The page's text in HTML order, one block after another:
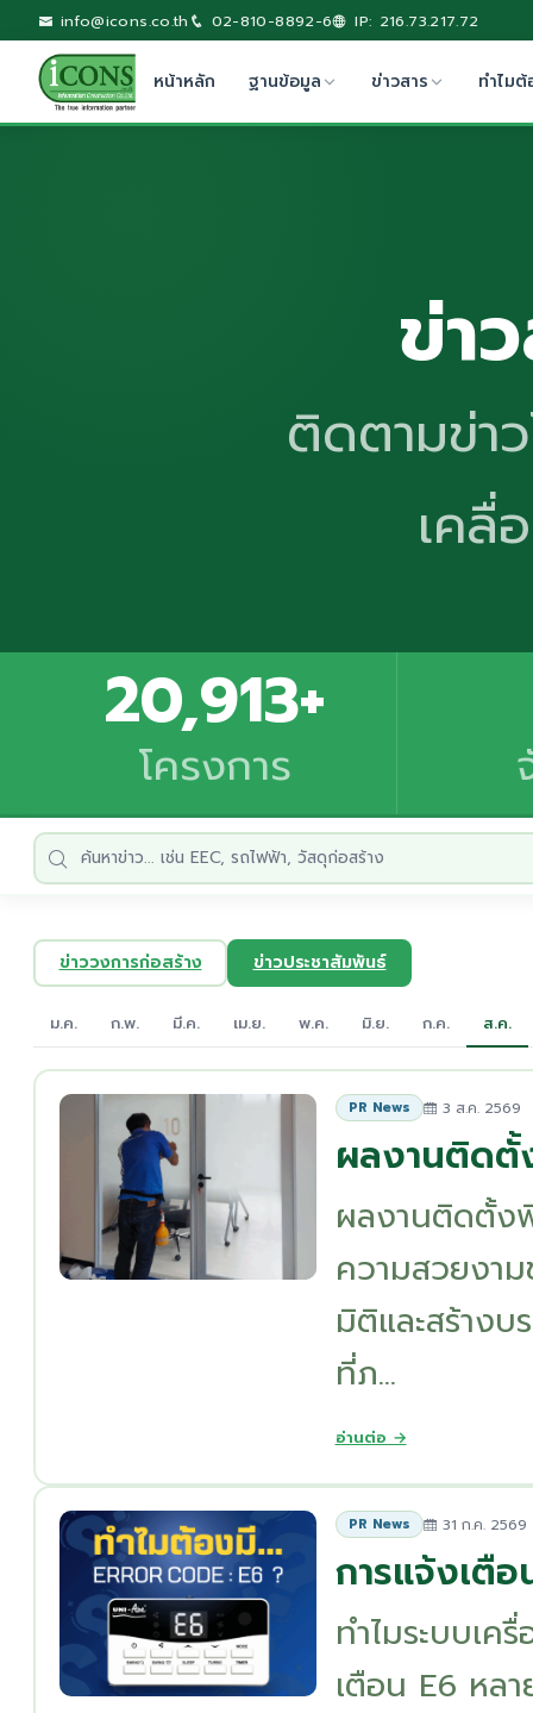
info@icons.co.th 02-810-8892-6 IP: 216.73.217.72
หน้าหลัก ฐานข้อมูล ข่าวสาร ทำไมต้
ข่า
ติดตามข่า
เคลื่
20,913+
โครงการ
ข่าววงการก่อสร้าง ข่าวประชาสัมพันธ์
ม.ค. ก.พ. มี.ค. เม.ย. พ.ค. มิ.ย. ก.ค. ส.ค.
PR News 3 ส.ค. 2569
ผลงานติด
ผลงานติดตั้ง
ความสวยงา
มิติและสร้างบ
ที่ภ...
อ่านต่อ →
PR News 31 ก.ค. 2569
การแจ้งเตื
ทำไมระบบเ
เตือน E6 หล